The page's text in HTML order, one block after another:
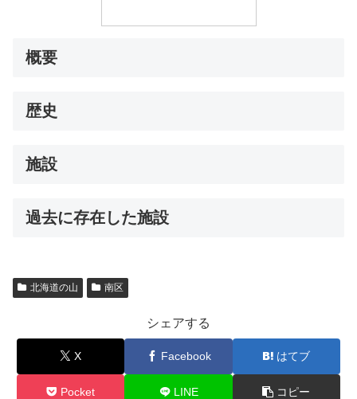
概要
歴史
施設
過去に存在した施設
北海道の山 南区
シェアする
X Facebook はてブ
Pocket LINE コピー